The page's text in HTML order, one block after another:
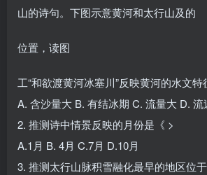
山的诗句。下图示意黄河和太行山及的
位置，读图
工“和欲渡黄河冰塞川”反映黄河的水文特
A. 含沙量大 B. 有结冰期 C. 流量大 D. 流
2. 推测诗中情景反映的月份是《 >
A.1月 B. 4月 C.7月 D.10月
3. 推测太行山脉积雪融化最早的地区位